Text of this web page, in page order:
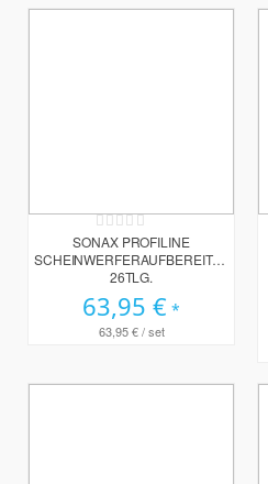
Rating:
0%
SONAX PROFILINE
SCHEINWERFERAUFBEREITUNGSSET
26TLG.
63,95 €
63,95 €/ set